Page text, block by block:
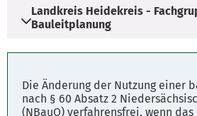
Die Änderung der Nutzung einer
nach § 60 Absatz 2
(NBauO) verfahrensfrei, wenn
Landkreis Heidekreis -
Bauleitplanung
Harburger Straße 2